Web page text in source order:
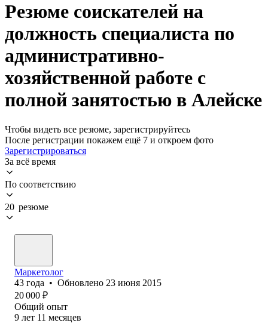
Резюме соискателей на
должность специалиста по
административно-
хозяйственной работе с
полной занятостью в Алейске
Чтобы видеть все резюме, зарегистрируйтесь
После регистрации покажем ещё 7 и откроем фото
Зарегистрироваться
За всё время
По соответствию
20 резюме
Маркетолог
43 года • Обновлено 23 июня 2015
20 000 ₽
Общий опыт
9 лет 11 месяцев